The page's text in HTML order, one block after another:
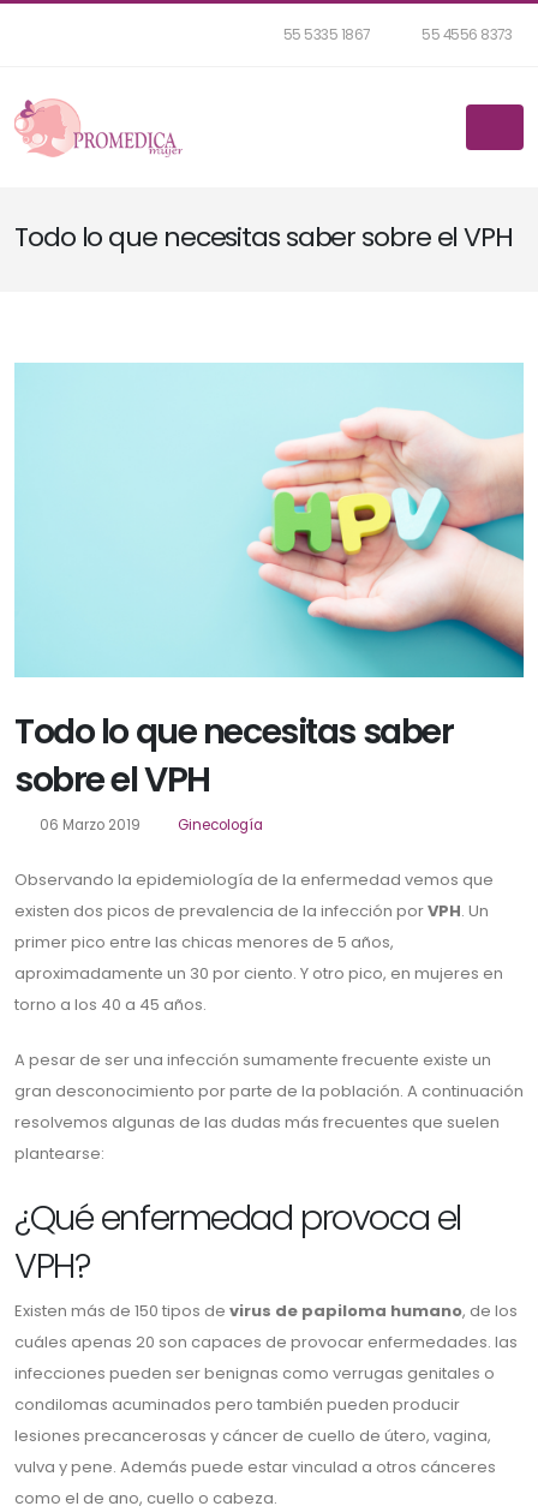
55 5335 1867 55 4556 8373
Todo lo que necesitas saber sobre el VPH
Todo lo que necesitas saber
sobre el VPH
06 Marzo 2019 Ginecología
Observando la epidemiología de la enfermedad vemos que
existen dos picos de prevalencia de la infección porVPH. Un
primer pico entre las chicas menores de 5 años,
aproximadamente un 30 por ciento. Y otro pico, en mujeres en
torno a los 40 a 45 años.
A pesar de ser una infección sumamente frecuente existe un
gran desconocimiento por parte de la población. A continuación
resolvemos algunas de las dudas más frecuentes que suelen
plantearse:
¿Qué enfermedad provoca el
VPH?
Existen más de 150 tipos de virus de papiloma humano, de los
cuáles apenas 20 son capaces de provocar enfermedades. las
infecciones pueden ser benignas como verrugas genitales o
condilomas acuminados pero también pueden producir
lesiones precancerosas y cáncer de cuello de útero, vagina,
vulva y pene. Además puede estar vinculad a otros cánceres
como el de ano, cuello o cabeza.